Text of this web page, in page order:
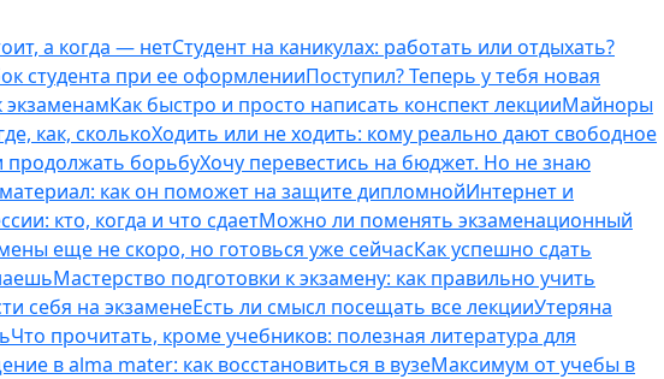
а когда — нетСтудент на каникулах: работать или отдыхать?
студента при ее оформленииПоступил? Теперь у тебя новая
экзаменамКак быстро и просто написать конспект лекцииМайноры
как, сколькоХодить или не ходить: кому реально дают свободное
продолжать борьбуХочу перевестись на бюджет. Но не знаю
как он поможет на защите дипломнойИнтернет и
кто, когда и что сдаетМожно ли поменять экзаменационный
еще не скоро, но готовься уже сейчасКак успешно сдать
Мастерство подготовки к экзамену: как правильно учить
себя на экзаменеЕсть ли смысл посещать все лекцииУтеряна
Что прочитать, кроме учебников: полезная литература для
в alma mater: как восстановиться в вузеМаксимум от учебы в